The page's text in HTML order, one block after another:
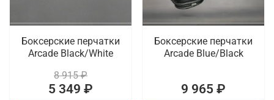
Боксерские перчатки
Arcade Black/White
8 915 ₽
5 349 ₽
Боксерские перчатки
Arcade Blue/Black
9 965 ₽